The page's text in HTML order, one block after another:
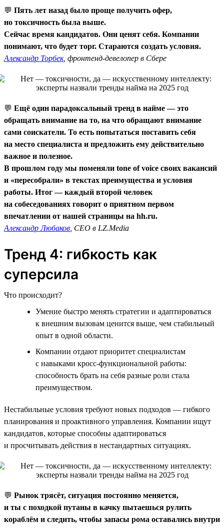
💬 Пять лет назад было проще получить офер,
но токсичность была выше.
Сейчас время кандидатов. Они ценят себя. Компании
понимают, что будет торг. Стараются создать условия.
Александр Торбек, фронтенд-девелопер в Сбере
💬 Ещё один парадоксальный тренд в найме — это
обращать внимание на то, на что обращают внимание
сами соискатели. То есть попытаться поставить себя
на место специалиста и предложить ему действительно
важное и полезное.
В прошлом году мы поменяли tone of voice своих вакансий
и «пересобрали» в текстах преимущества и условия
работы. Итог — каждый второй человек
на собеседованиях говорит о приятном первом
впечатлении от нашей страницы на hh.ru.
Александр Любаков , CEO в LZ.Media
Тренд 4: гибкость как
суперсила
Что происходит?
Умение быстро менять стратегии и адаптироваться
к внешним вызовам ценится выше, чем стабильный
опыт в одной области.
Компании отдают приоритет специалистам
с навыками кросс-функциональной работы:
способность брать на себя разные роли стала
преимуществом.
Нестабильные условия требуют новых подходов — гибкого
планирования и проактивного управления. Компании ищут
кандидатов, которые способны адаптироваться
и просчитывать действия в нестандартных ситуациях.
💬 Рынок трясёт, ситуация постоянно меняется,
и ты с походкой путаны в качку пытаешься рулить
кораблём и следить, чтобы запасы рома оставались внутри